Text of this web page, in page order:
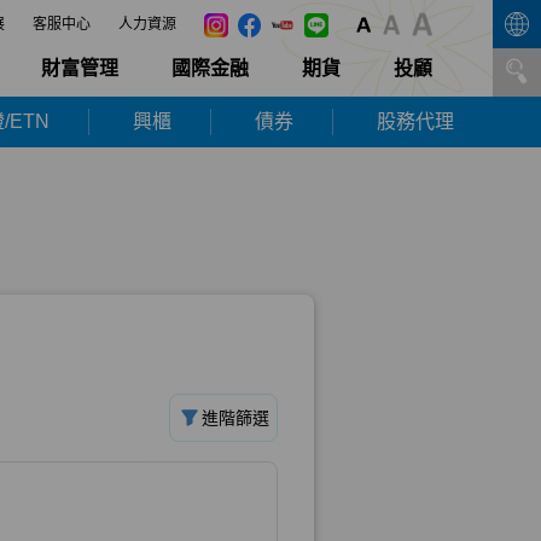
客服中心 人力資源
財富管理 國際金融 期貨 投顧
ETN 興櫃 債券 股務代理